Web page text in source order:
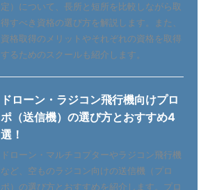
定）について、長所と短所を比較しながら取
得すべき資格の選び方を解説します。また、
資格取得のメリットやそれぞれの資格を取得
するためのスクールも紹介します。
ドローン・ラジコン飛行機向けプロ
ポ（送信機）の選び方とおすすめ4
選！
ドローン・マルチコプターやラジコン飛行機
など、空ものラジコン向けの送信機（プロ
ポ）の選び方とおすすめを紹介します。プロ